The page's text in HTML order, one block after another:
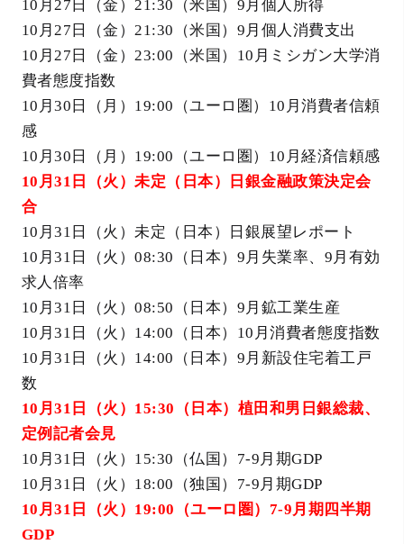
10月27日（金）21:30（米国）9月個人所得
10月27日（金）21:30（米国）9月個人消費支出
10月27日（金）23:00（米国）10月ミシガン大学消
費者態度指数
10月30日（月）19:00（ユーロ圏）10月消費者信頼
感
10月30日（月）19:00（ユーロ圏）10月経済信頼感
10月31日（火）未定（日本）日銀金融政策決定会
合
10月31日（火）未定（日本）日銀展望レポート
10月31日（火）08:30（日本）9月失業率、9月有効
求人倍率
10月31日（火）08:50（日本）9月鉱工業生産
10月31日（火）14:00（日本）10月消費者態度指数
10月31日（火）14:00（日本）9月新設住宅着工戸
数
10月31日（火）15:30（日本）植田和男日銀総裁、
定例記者会見
10月31日（火）15:30（仏国）7-9月期GDP
10月31日（火）18:00（独国）7-9月期GDP
10月31日（火）19:00（ユーロ圏）7-9月期四半期
GDP